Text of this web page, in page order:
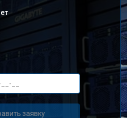
заявку